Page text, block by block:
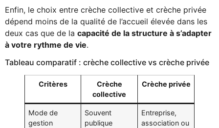
Enfin, le choix entre crèche collective et crèche privée
dépend moins de la qualité de l’accueil élevée dans les
deux cas que de la capacité de la structure à s’adapter
à votre rythme de vie.
Tableau comparatif : crèche collective vs crèche privée
Critères
Crèche
collective
Crèche privée
Mode de
gestion
Souvent
publique
Entreprise,
association ou